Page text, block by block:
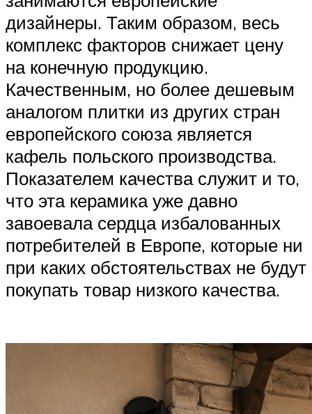
дизайнеры. Таким образом, весь
комплекс факторов снижает цену
на конечную продукцию.
Качественным, но более дешевым
аналогом плитки из других стран
европейского союза является
кафель польского производства.
Показателем качества служит и то,
что эта керамика уже давно
завоевала сердца избалованных
потребителей в Европе, которые ни
при каких обстоятельствах не будут
покупать товар низкого качества.